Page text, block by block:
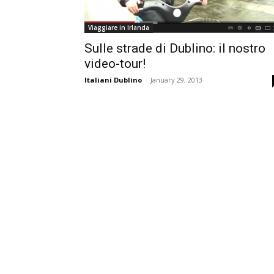
Viaggiare in Irlanda
Sulle strade di Dublino: il nostro
video-tour!
Italiani Dublino - January 29, 2013